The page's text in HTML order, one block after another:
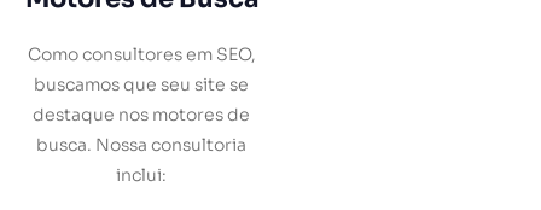
Como consultores em SEO,
buscamos que seu site se
destaque nos motores de
busca. Nossa consultoria
inclui: